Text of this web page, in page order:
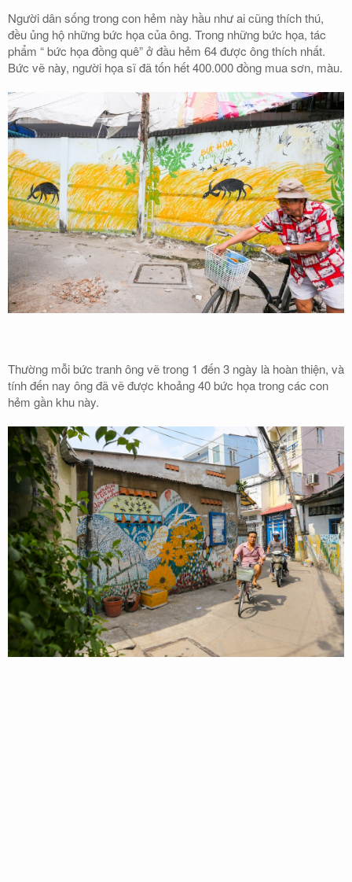
Người dân sống trong con hẻm này hầu như ai cũng thích thú,
đều ủng hộ những bức họa của ông. Trong những bức họa, tác
phẩm “ bức họa đồng quê” ở đầu hẻm 64 được ông thích nhất.
Bức vẽ này, người họa sĩ đã tốn hết 400.000 đồng mua sơn, màu.
Thường mỗi bức tranh ông vẽ trong 1 đến 3 ngày là hoàn thiện, và
tính đến nay ông đã vẽ được khoảng 40 bức họa trong các con
hẻm gần khu này.